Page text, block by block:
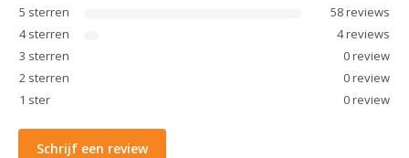
5 sterren 58reviews
4 sterren 4reviews
3 sterren 0review
2 sterren 0review
1 ster 0review
Schrijf een review